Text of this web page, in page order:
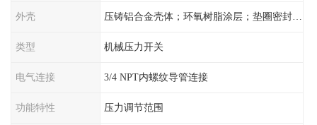
外壳 压铸铝合金壳体；环氧树脂涂层；垫圈密封；卡紧螺丝
类型 机械压力开关
电气连接 3/4 NPT内螺纹导管连接
功能特性 压力调节范围